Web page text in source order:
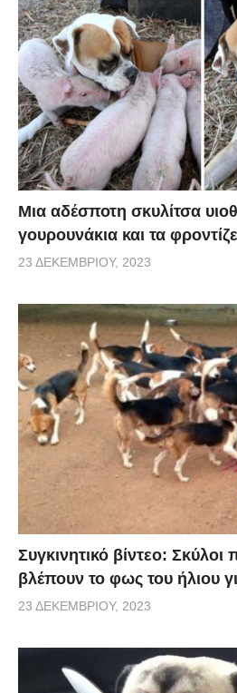
Μια αδέσποτη σκυλίτσα
γουρουνάκια και τα
23 ΔΕΚΕΜΒΡΊΟΥ, 2023
Συγκινητικό βίντεο: Σκύλοι
βλέπουν το φως του ήλιου
23 ΔΕΚΕΜΒΡΊΟΥ, 2023